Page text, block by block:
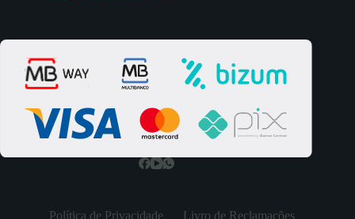
Política de Privacidade Livro de Reclamações